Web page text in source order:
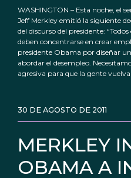
WASHINGTON – Esta noche, el
Jeff Merkley emitió la siguiente
del discurso del presidente:
deben concentrarse en crear
presidente Obama por diseñar
abordar el desempleo.
agresiva para que la gente
MERKLEY
OBAMA A
30 DE AGOSTO DE 2011